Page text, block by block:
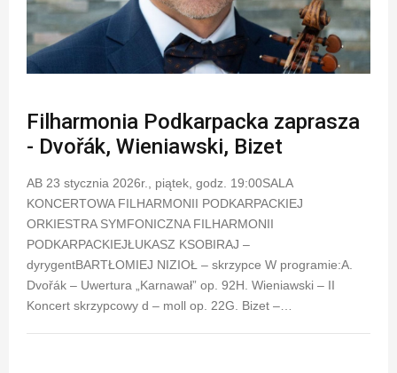
Filharmonia Podkarpacka zaprasza
- Dvořák, Wieniawski, Bizet
AB 23 stycznia 2026r., piątek, godz. 19:00SALA
KONCERTOWA FILHARMONII PODKARPACKIEJ
ORKIESTRA SYMFONICZNA FILHARMONII
PODKARPACKIEJŁUKASZ KSOBIRAJ –
dyrygentBARTŁOMIEJ NIZIOŁ – skrzypce W programie:A.
Dvořák – Uwertura „Karnawał” op. 92H. Wieniawski – II
Koncert skrzypcowy d – moll op. 22G. Bizet –…